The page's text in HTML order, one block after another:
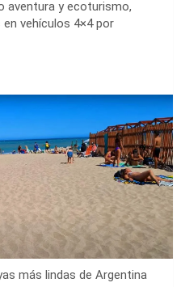
aventura y ecoturismo,
vehículos 4×4 por
más lindas de Argentina